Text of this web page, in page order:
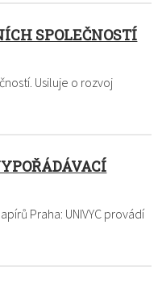
SPOLEČNOSTÍ
Usiluje o rozvoj
Praha: UNIVYC provádí